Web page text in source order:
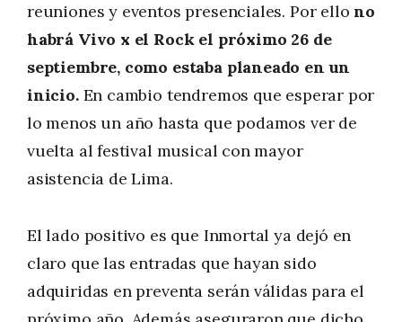
reuniones y eventos presenciales. Por ellono
habrá Vivo x el Rock el próximo 26 de
septiembre, como estaba planeado en un
inicio.En cambio tendremos que esperar por
lo menos un año hasta que podamos ver de
vuelta al festival musical con mayor
asistencia de Lima.
El lado positivo es que Inmortal ya dejó en
claro que las entradas que hayan sido
adquiridas en preventa serán válidas para el